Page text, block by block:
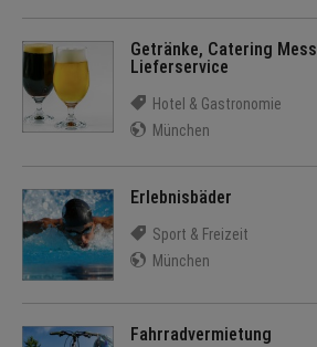
Getränke, Catering
Lieferservice
Hotel & Gastronomie
München
Erlebnisbäder
Sport & Freizeit
München
Fahrradvermietung